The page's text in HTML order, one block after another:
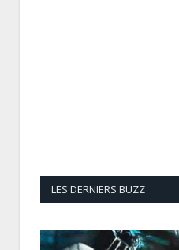
LES DERNIERS BUZZ